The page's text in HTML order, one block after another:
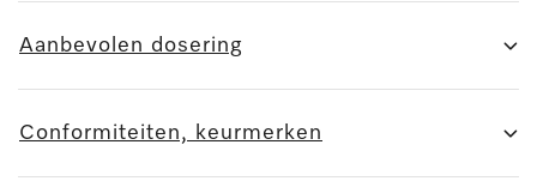
Aanbevolen dosering
Conformiteiten, keurmerken